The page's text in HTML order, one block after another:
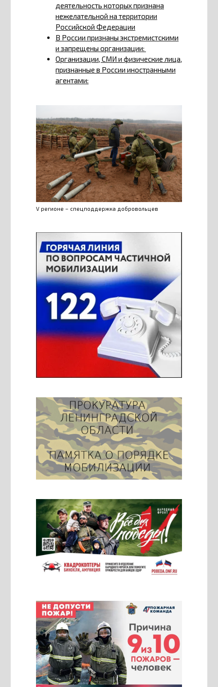
деятельность которых признана
нежелательной на территории
Российской Федерации
В России признаны экстремистскими
и запрещены организации:
Организации, СМИ и физические лица,
признанные в России иностранными
агентами:
V регионе – спецподдержка добровольцев